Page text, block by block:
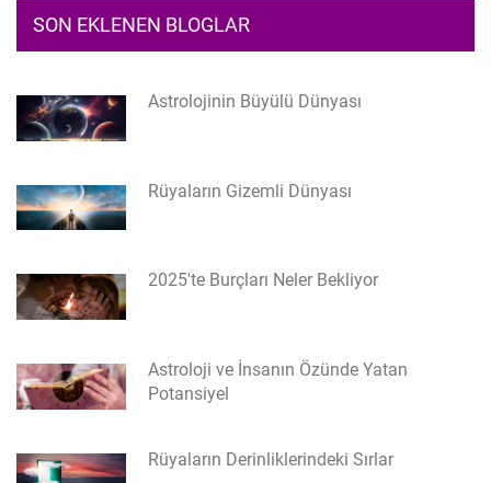
SON EKLENEN BLOGLAR
Astrolojinin Büyülü Dünyası
Rüyaların Gizemli Dünyası
2025'te Burçları Neler Bekliyor
Astroloji ve İnsanın Özünde Yatan
Potansiyel
Rüyaların Derinliklerindeki Sırlar